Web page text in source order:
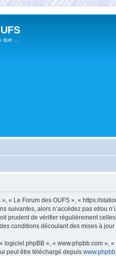
...
« Le Forum des OUFS », « https://
suivantes, alors n’accédez pas et/ou
prudent de vérifier régulièrement
conditions découlant des mises à
phpBB », « www.phpbb.com »,
peut être téléchargé depuis